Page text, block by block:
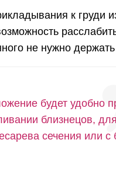
к груди
не нужно держать
будет удобно
близнецов,
сечения или с